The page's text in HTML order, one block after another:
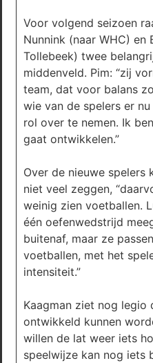
Voor volgend seizoen
Nunnink (naar WHC) en
Tollebeek) twee
middenveld. Pim: “zij
team, dat voor balans
wie van de spelers er
rol over te nemen. Ik
gaat ontwikkelen.”
Over de nieuwe spelers
niet veel zeggen,
weinig zien voetballen.
één oefenwedstrijd
buitenaf, maar ze
voetballen, met het
intensiteit.”
Kaagman ziet nog legio
ontwikkeld kunnen
willen de lat weer iets
speelwijze kan nog iets